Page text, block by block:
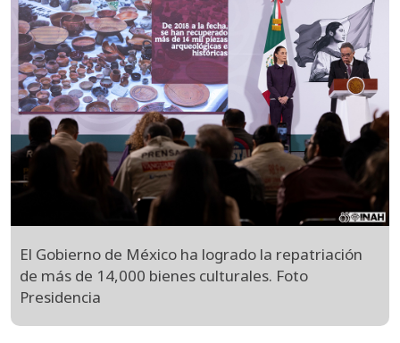
El Gobierno de México ha logrado la repatriación
de más de 14,000 bienes culturales. Foto
Presidencia